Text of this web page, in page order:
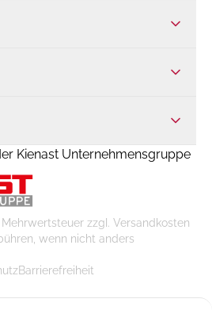
Kienast Unternehmensgruppe
zzgl. Versandkosten
wenn nicht anders
Barrierefreiheit